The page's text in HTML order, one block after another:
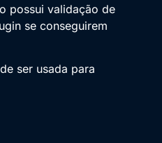
possui validação de
se conseguirem
ser usada para